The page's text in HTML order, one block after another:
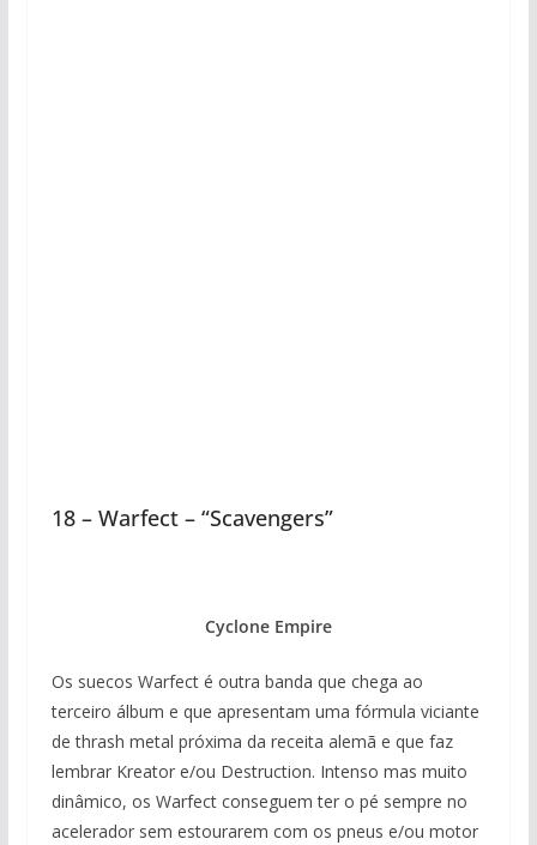
18 – Warfect – “Scavengers”
Cyclone Empire
Os suecos Warfect é outra banda que chega ao
terceiro álbum e que apresentam uma fórmula viciante
de thrash metal próxima da receita alemã e que faz
lembrar Kreator e/ou Destruction. Intenso mas muito
dinâmico, os Warfect conseguem ter o pé sempre no
acelerador sem estourarem com os pneus e/ou motor